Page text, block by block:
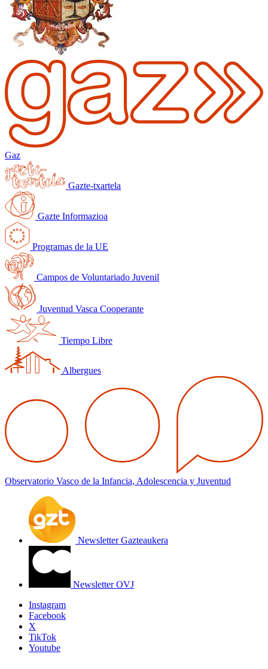
Gaz
Gazte-txartela
Gazte Informazioa
Programas de la UE
Campos de Voluntariado Juvenil
Juventud Vasca Cooperante
Tiempo Libre
Albergues
Observatorio Vasco de la Infancia, Adolescencia y Juventud
Newsletter Gazteaukera
Newsletter OVJ
Instagram
Facebook
X
TikTok
Youtube